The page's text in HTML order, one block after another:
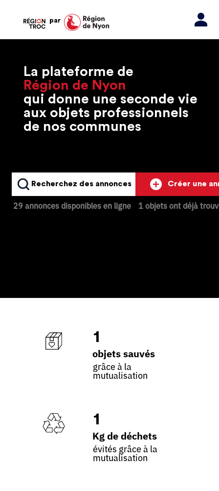
par
La plateforme de
Région de Nyon
qui donne une seconde vie
aux objets professionnels
de nos communes
Recherchez des annonces
29 annonces disponibles en ligne
Créer une
1 objets ont déjà
1
objets sauvés
grâce à la
mutualisation
1
Kg de déchets
évités grâce à la
mutualisation